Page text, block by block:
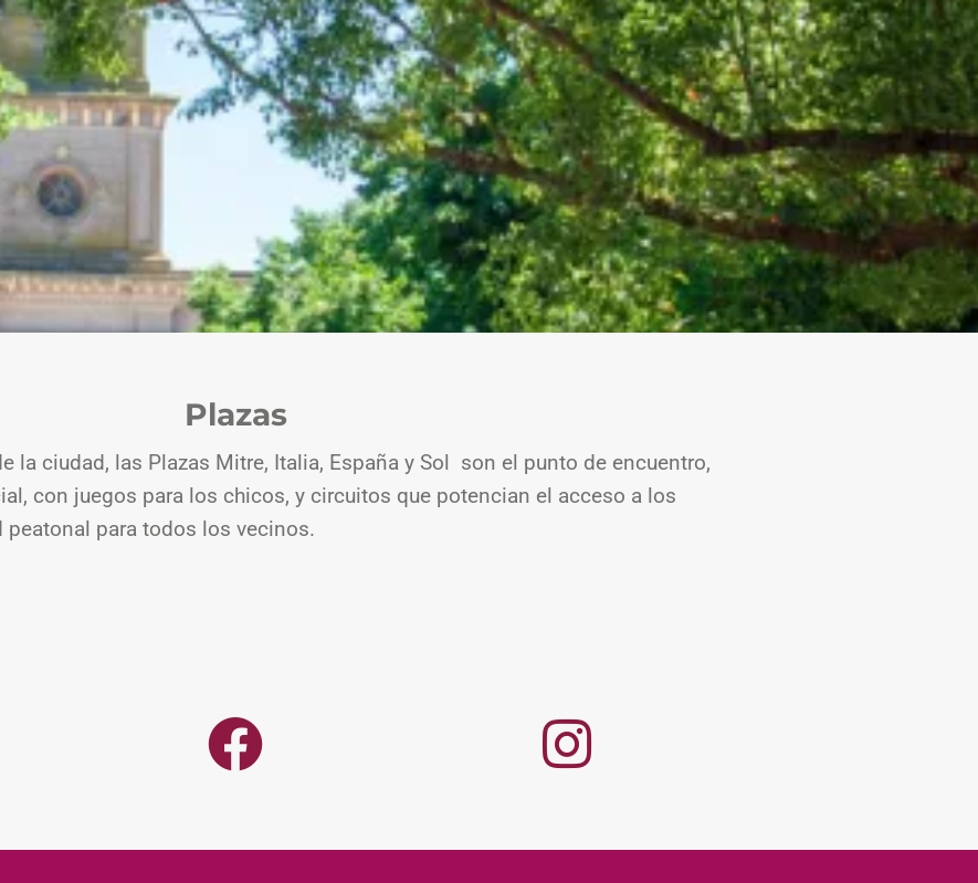
Plazas
la ciudad, las Plazas Mitre, Italia, España y Sol son el punto de encuentro,
con juegos para los chicos, y circuitos que potencian el acceso a los
para todos los vecinos.